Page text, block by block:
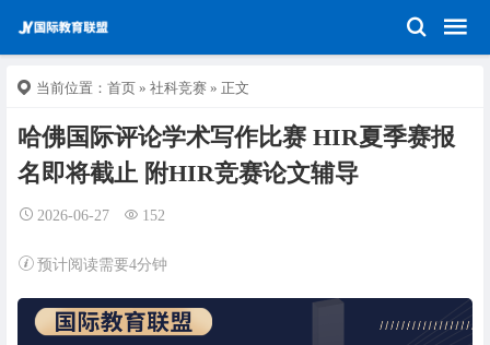
当前位置： 首页 » 社科竞赛 » 正文
哈佛国际评论学术写作比赛 HIR夏季赛报
名即将截止 附HIR竞赛论文辅导
2026-06-27 152
预计阅读需要4分钟